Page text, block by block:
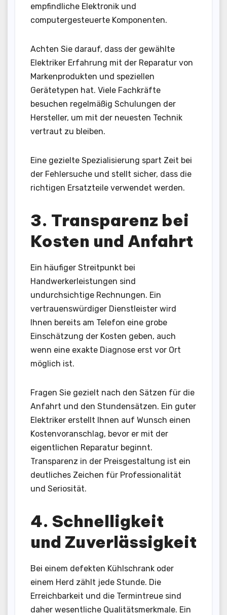
empfindliche Elektronik und
computergesteuerte Komponenten.
Achten Sie darauf, dass der gewählte
Elektriker Erfahrung mit der Reparatur von
Markenprodukten und speziellen
Gerätetypen hat. Viele Fachkräfte
besuchen regelmäßig Schulungen der
Hersteller, um mit der neuesten Technik
vertraut zu bleiben.
Eine gezielte Spezialisierung spart Zeit bei
der Fehlersuche und stellt sicher, dass die
richtigen Ersatzteile verwendet werden.
3. Transparenz bei
Kosten und Anfahrt
Ein häufiger Streitpunkt bei
Handwerkerleistungen sind
undurchsichtige Rechnungen. Ein
vertrauenswürdiger Dienstleister wird
Ihnen bereits am Telefon eine grobe
Einschätzung der Kosten geben, auch
wenn eine exakte Diagnose erst vor Ort
möglich ist.
Fragen Sie gezielt nach den Sätzen für die
Anfahrt und den Stundensätzen. Ein guter
Elektriker erstellt Ihnen auf Wunsch einen
Kostenvoranschlag, bevor er mit der
eigentlichen Reparatur beginnt.
Transparenz in der Preisgestaltung ist ein
deutliches Zeichen für Professionalität
und Seriosität.
4. Schnelligkeit
und Zuverlässigkeit
Bei einem defekten Kühlschrank oder
einem Herd zählt jede Stunde. Die
Erreichbarkeit und die Termintreue sind
daher wesentliche Qualitätsmerkmale. Ein